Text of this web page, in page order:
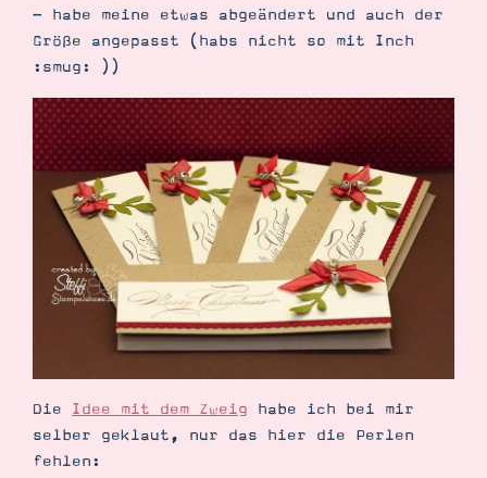
Tipps & Tricks
Ordnungstipps
- habe meine etwas abgeändert und auch der
Größe angepasst (habs nicht so mit Inch
:smug: ))
Die Idee mit dem Zweig habe ich bei mir
selber geklaut, nur das hier die Perlen
fehlen: